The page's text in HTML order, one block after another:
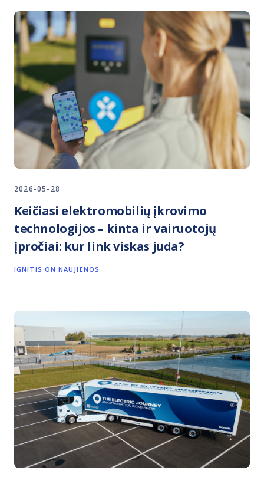
2026-05-28
Keičiasi elektromobilių įkrovimo
technologijos – kinta ir vairuotojų
įpročiai: kur link viskas juda?
IGNITIS ON NAUJIENOS